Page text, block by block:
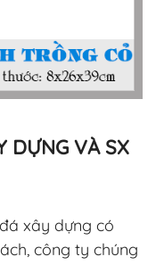
DỰNG VÀ SX
xây dựng có
công ty chúng